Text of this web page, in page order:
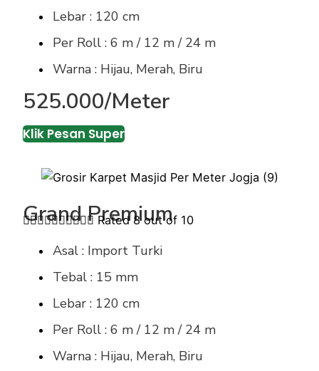
Lebar : 120 cm
Per Roll : 6 m / 12 m / 24 m
Warna : Hijau, Merah, Biru
525.000/Meter
Klik Pesan Super
Grand Premium
 Rated 8 out of 10
Asal : Import Turki
Tebal : 15 mm
Lebar : 120 cm
Per Roll : 6 m / 12 m / 24 m
Warna : Hijau, Merah, Biru